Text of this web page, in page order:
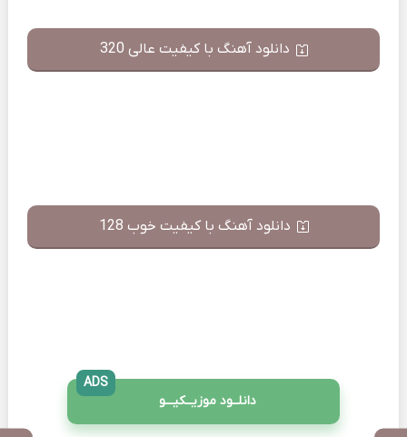
دانلود آهنگ با کیفیت عالی 320
دانلود آهنگ با کیفیت خوب 128
دانلــود موزیــکیـــو
ADS